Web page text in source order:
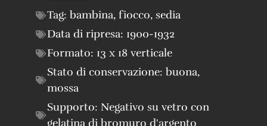
Tag: bambina, fiocco, sedia
Data di ripresa: 1900-1932
Formato: 13 x 18 verticale
Stato di conservazione: buona,
mossa
Supporto: Negativo su vetro con
gelatina di bromuro d'argento